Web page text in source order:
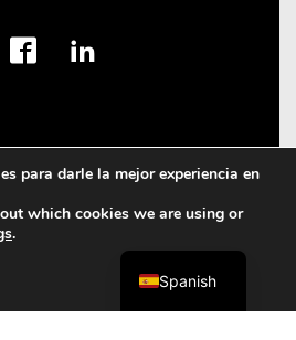
Boart Longyear.
Política de privacidad
Política de cookies
para darle la mejor experiencia en
which cookies we are using or
.
Spanish